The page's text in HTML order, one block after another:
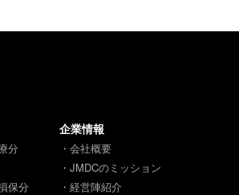
分
保分
企業情報
・会社概要
・JMDCのミッション
・経営陣紹介